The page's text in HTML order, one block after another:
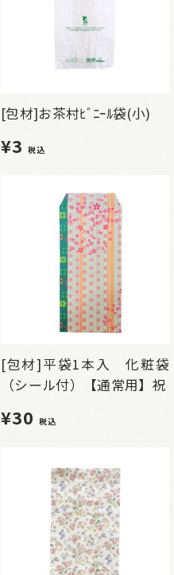
[包材]お茶村ﾋﾞﾆｰﾙ袋(小)
¥3税込
[包材]平袋1本入 化粧袋
（シール付）【通常用】祝
¥30税込